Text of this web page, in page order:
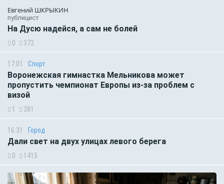
Евгений ШКРЫКИН
публицист
На Дусю надейся, а сам не болей
0 372
17:01 Спорт
Воронежская гимнастка Мельникова может
пропустить чемпионат Европы из-за проблем с
визой
1 381
16:31 Город
Дали свет на двух улицах левого берега
0 1415